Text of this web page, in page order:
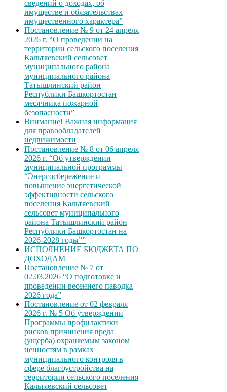
сведений о доходах, об
имуществе и обязательствах
имущественного характера”
Постановление № 9 от 24 апреля
2026 г. “О проведении на
территории сельского поселения
Кальтяевский сельсовет
муниципального района
муниципального района
Татышлинский район
Республики Башкортостан
месячника пожарной
безопасности”
Внимание! Важная информация
для правообладателей
недвижимости
Постановление № 8 от 06 апреля
2026 г. “Об утверждении
муниципальной программы
“Энергосбережение и
повышение энергетической
эффективности сельского
поселения Кальтяевский
сельсовет муниципального
района Татышлинский район
Республики Башкортостан на
2026-2028 годы””
ИСПОЛНЕНИЕ БЮДЖЕТА ПО
ДОХОДАМ
Постановление № 7 от
02.03.2026 “О подготовке и
проведении весеннего паводка
2026 года”
Постановление от 02 февраля
2026 г. № 5 Об утверждении
Программы профилактики
рисков причинения вреда
(ущерба) охраняемым законом
ценностям в рамках
муниципального контроля в
сфере благоустройства на
территории сельского поселения
Кальтяевский сельсовет